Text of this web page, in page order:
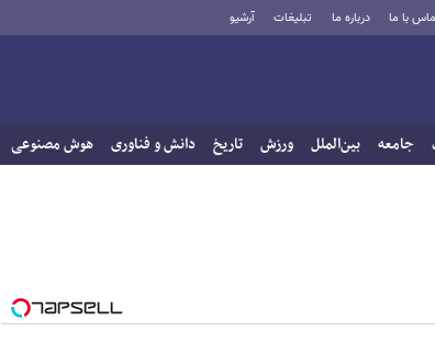
با ما درباره ما تبلیغات آرشیو
جامعه بین‌الملل ورزش تاریخ دانش و فناوری هوش مصنوعی